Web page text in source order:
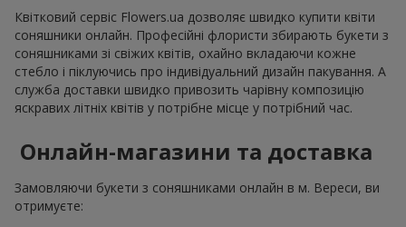
Квітковий сервіс Flowers.ua дозволяє швидко купити квіти
соняшники онлайн. Професійні флористи збирають букети з
соняшниками зі свіжих квітів, охайно вкладаючи кожне
стебло і піклуючись про індивідуальний дизайн пакування. А
служба доставки швидко привозить чарівну композицію
яскравих літніх квітів у потрібне місце у потрібний час.
Онлайн-магазини та доставка
Замовляючи букети з соняшниками онлайн в м. Вереси, ви
отримуєте: